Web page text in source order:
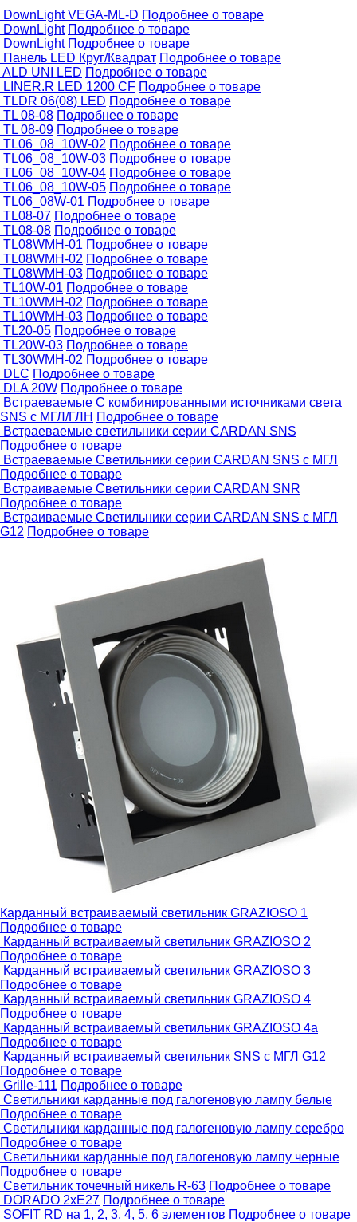
DownLight VEGA-МL-D Подробнее о товаре
DownLight Подробнее о товаре
DownLight Подробнее о товаре
Панель LED Круг/Квадрат Подробнее о товаре
ALD UNI LED Подробнее о товаре
LINER.R LED 1200 CF Подробнее о товаре
TLDR 06(08) LED Подробнее о товаре
TL 08-08 Подробнее о товаре
TL 08-09 Подробнее о товаре
TL06_08_10W-02 Подробнее о товаре
TL06_08_10W-03 Подробнее о товаре
TL06_08_10W-04 Подробнее о товаре
TL06_08_10W-05 Подробнее о товаре
TL06_08W-01 Подробнее о товаре
TL08-07 Подробнее о товаре
TL08-08 Подробнее о товаре
TL08WMH-01 Подробнее о товаре
TL08WMH-02 Подробнее о товаре
TL08WMH-03 Подробнее о товаре
TL10W-01 Подробнее о товаре
TL10WMH-02 Подробнее о товаре
TL10WMH-03 Подробнее о товаре
TL20-05 Подробнее о товаре
TL20W-03 Подробнее о товаре
TL30WMH-02 Подробнее о товаре
DLC Подробнее о товаре
DLA 20W Подробнее о товаре
Встраеваемые С комбинированными источниками света
SNS с МГЛ/ГЛН Подробнее о товаре
Встраеваемые светильники серии CARDAN SNS
Подробнее о товаре
Встраеваемые Светильники серии CARDAN SNS c МГЛ
Подробнее о товаре
Встраиваемые Светильники серии CARDAN SNR
Подробнее о товаре
Встраиваемые Светильники серии CARDAN SNS с МГЛ
G12 Подробнее о товаре
Карданный встраиваемый светильник GRAZIOSO 1
Подробнее о товаре
Карданный встраиваемый светильник GRAZIOSO 2
Подробнее о товаре
Карданный встраиваемый светильник GRAZIOSO 3
Подробнее о товаре
Карданный встраиваемый светильник GRAZIOSO 4
Подробнее о товаре
Карданный встраиваемый светильник GRAZIOSO 4a
Подробнее о товаре
Карданный встраиваемый светильник SNS с МГЛ G12
Подробнее о товаре
Grille-111 Подробнее о товаре
Светильники карданные под галогеновую лампу белые
Подробнее о товаре
Светильники карданные под галогеновую лампу серебро
Подробнее о товаре
Светильники карданные под галогеновую лампу черные
Подробнее о товаре
Светильник точечный никель R-63 Подробнее о товаре
DORADO 2хЕ27 Подробнее о товаре
SOFIT RD на 1, 2, 3, 4, 5, 6 элементов Подробнее о товаре